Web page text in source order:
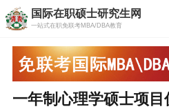
国际在职硕士研究生网
一站式在职免联考MBA/DBA教育
一年制心理学硕士项目